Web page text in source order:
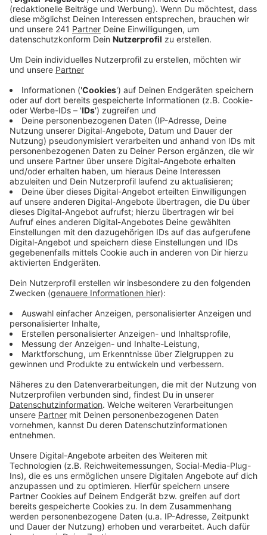
Veröffentlicht:Freitag, 24.01.2025 06:18
Außerdem will er auch eine kleine Rede zur aktuellen
wirtschaftlichen und politischen Lage halten. Schon
häufiger hat sich Lauterbach dafür ausgesprochen,
dass die Leverkusener Chemieindustrie Hilfe von der
Politik braucht. Bei einem seiner letzten Besuche in
Leverkusen sagte Lauterbach, dass man Industrie,
Handwerk und Handel vor allem beim Wechsel zu einer
regenerativen Energieversorgung unterstützen müsse.
Anzeige
Mehr Nachrichten aus Leverkusen
Anzeige
Anspannung auf dem Wohnungsmarkt in Leverkusen
Leverkusens Umwelt- und Kinder- und
Jugendausschüsse tagen
Leverkusens Programmkinos werden wieder mehr
besucht
Anzeige
Anzeige